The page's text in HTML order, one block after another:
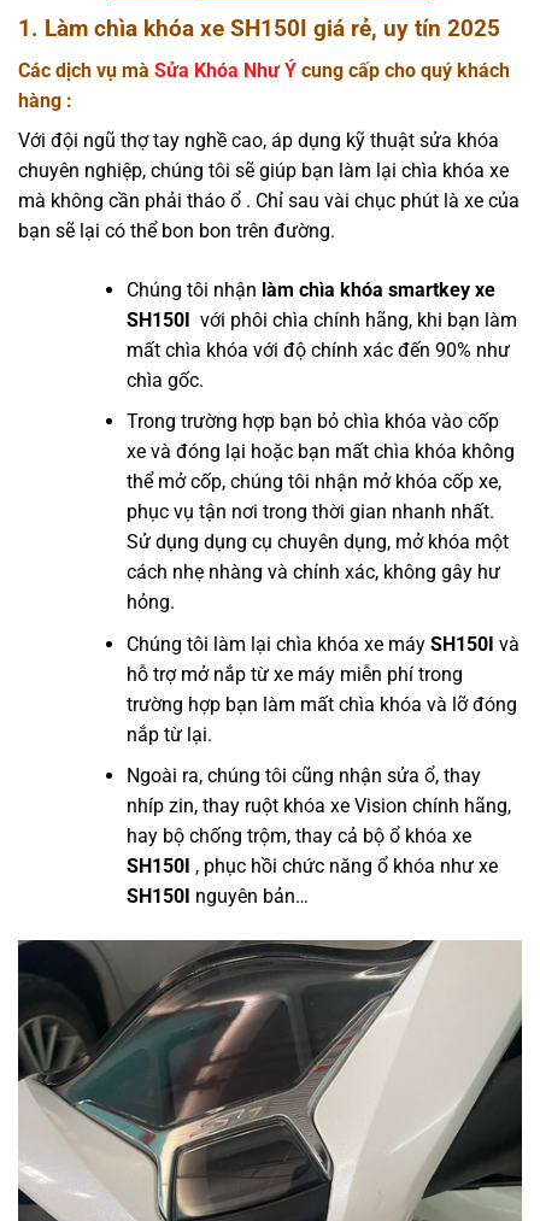
1. Làm chìa khóa xe SH150I giá rẻ, uy tín 2025
Các dịch vụ mà Sửa Khóa Như Ý cung cấp cho quý khách
hàng :
Với đội ngũ thợ tay nghề cao, áp dụng kỹ thuật sửa khóa
chuyên nghiệp, chúng tôi sẽ giúp bạn làm lại chìa khóa xe
mà không cần phải tháo ổ . Chỉ sau vài chục phút là xe của
bạn sẽ lại có thể bon bon trên đường.
Chúng tôi nhận làm chìa khóa smartkey xe
SH150I với phôi chìa chính hãng, khi bạn làm
mất chìa khóa với độ chính xác đến 90% như
chìa gốc.
Trong trường hợp bạn bỏ chìa khóa vào cốp
xe và đóng lại hoặc bạn mất chìa khóa không
thể mở cốp, chúng tôi nhận mở khóa cốp xe,
phục vụ tận nơi trong thời gian nhanh nhất.
Sử dụng dụng cụ chuyên dụng, mở khóa một
cách nhẹ nhàng và chính xác, không gây hư
hỏng.
Chúng tôi làm lại chìa khóa xe máy SH150I và
hỗ trợ mở nắp từ xe máy miễn phí trong
trường hợp bạn làm mất chìa khóa và lỡ đóng
nắp từ lại.
Ngoài ra, chúng tôi cũng nhận sửa ổ, thay
nhíp zin, thay ruột khóa xe Vision chính hãng,
hay bộ chống trộm, thay cả bộ ổ khóa xe
SH150I , phục hồi chức năng ổ khóa như xe
SH150I nguyên bản…